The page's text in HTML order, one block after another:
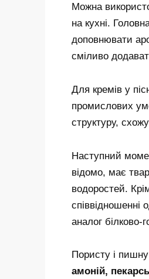
Можна
на кухні.
доповнювати
сміливо
Для кремів у
промислових
структуру,
Наступний
відомо, має
водоростей.
аналог білково-
Пористу і
амоній,